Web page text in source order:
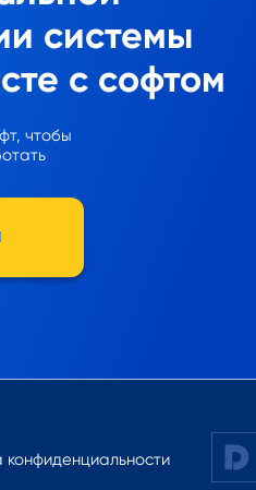
системы
с софтом
чтобы
конфиденциальности